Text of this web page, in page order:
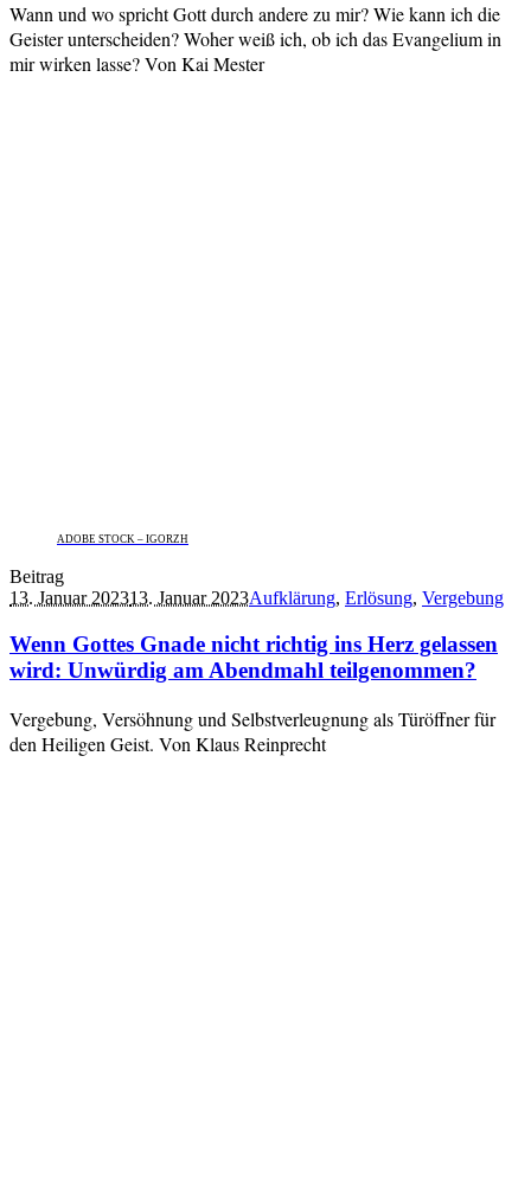
Wann und wo spricht Gott durch andere zu mir? Wie kann ich die
Geister unterscheiden? Woher weiß ich, ob ich das Evangelium in
mir wirken lasse? Von Kai Mester
ADOBE STOCK – IGORZH
Beitrag
13. Januar 202313. Januar 2023Aufklärung, Erlösung, Vergebung
Wenn Gottes Gnade nicht richtig ins Herz gelassen
wird: Unwürdig am Abendmahl teilgenommen?
Vergebung, Versöhnung und Selbstverleugnung als Türöffner für
den Heiligen Geist. Von Klaus Reinprecht